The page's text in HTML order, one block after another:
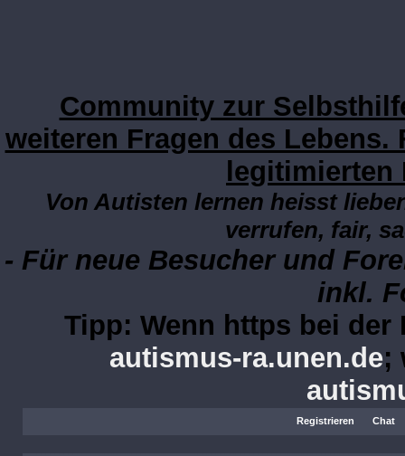
Community zur
weiteren Fragen des
Von Autisten lernen heisst
verrufen, fair,
- Für neue Besucher und
inkl.
Tipp: Wenn https bei
autismus-ra.unen.de;
Chat
Registrieren